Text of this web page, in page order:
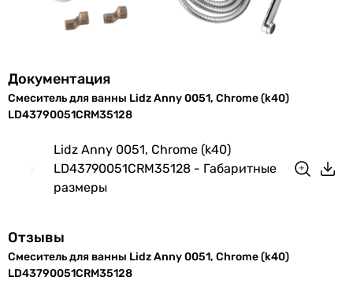
Документация
Смеситель для ванны Lidz Anny 0051, Chrome (k40)
LD43790051CRM35128
Lidz Anny 0051, Chrome (k40)
LD43790051CRM35128 - Габаритные
размеры
Отзывы
Смеситель для ванны Lidz Anny 0051, Chrome (k40)
LD43790051CRM35128